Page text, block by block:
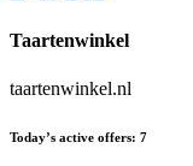
Taartenwinkel
taartenwinkel.nl
Today’s active offers: 7